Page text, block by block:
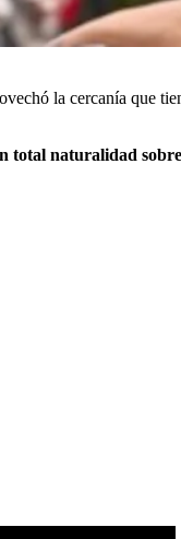
la cercanía que
total naturalidad